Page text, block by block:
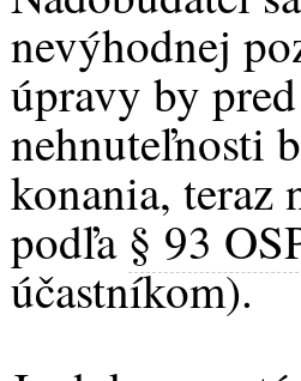
nevýhodnej
úpravy by
nehnuteľnosti
konania, teraz
podľa § 93
účastníkom).